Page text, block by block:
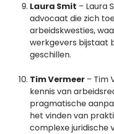
Laura Smit – Laura
advocaat die zich
arbeidskwesties,
werkgevers bijstaat
geschillen.
Tim Vermeer – Tim
kennis van
pragmatische
het vinden van
complexe juridische